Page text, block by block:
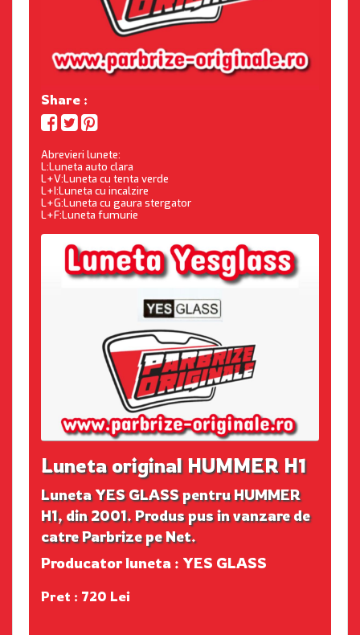
Share :
Abrevieri lunete:
L:Luneta auto clara
L+V:Luneta cu tenta verde
L+I:Luneta cu incalzire
L+G:Luneta cu gaura stergator
L+F:Luneta fumurie
Luneta original HUMMER H1
Luneta YES GLASS pentru HUMMER
H1, din 2001. Produs pus in vanzare de
catre Parbrize pe Net.
Producator luneta : YES GLASS
Pret : 720 Lei